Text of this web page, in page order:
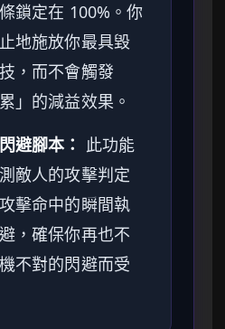
鎖定在 100%。你
地施放你最具毀
，而不會觸發
」的減益效果。
避腳本： 此功能
敵人的攻擊判定
擊命中的瞬間執
，確保你再也不
不對的閃避而受